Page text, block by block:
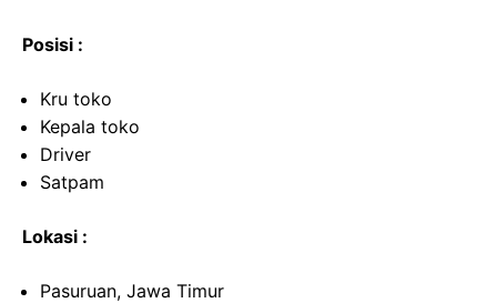
Posisi :
Kru toko
Kepala toko
Driver
Satpam
Lokasi :
Pasuruan, Jawa Timur